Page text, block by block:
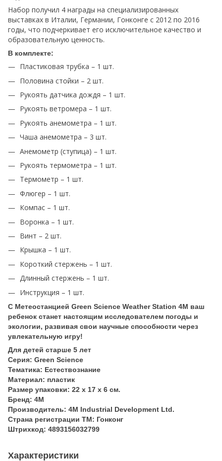
Набор получил 4 награды на специализированных
выставках в Италии, Германии, Гонконге с 2012 по 2016
годы, что подчеркивает его исключительное качество и
образовательную ценность.
В комплекте:
Пластиковая трубка – 1 шт.
Половина стойки – 2 шт.
Рукоять датчика дождя – 1 шт.
Рукоять ветромера – 1 шт.
Рукоять анемометра – 1 шт.
Чаша анемометра – 3 шт.
Анемометр (ступица) – 1 шт.
Рукоять термометра – 1 шт.
Термометр – 1 шт.
Флюгер – 1 шт.
Компас – 1 шт.
Воронка – 1 шт.
Винт – 2 шт.
Крышка – 1 шт.
Короткий стержень – 1 шт.
Длинный стержень – 1 шт.
Инструкция – 1 шт.
С Метеостанцией Green Science Weather Station 4M ваш
ребенок станет настоящим исследователем погоды и
экологии, развивая свои научные способности через
увлекательную игру!
Для детей старше 5 лет
Серия: Green Science
Тематика: Естествознание
Материал: пластик
Размер упаковки: 22 х 17 х 6 см.
Бренд: 4M
Производитель: 4M Industrial Development Ltd.
Страна регистрации ТМ: Гонконг
Штрихкод: 4893156032799
Характеристики